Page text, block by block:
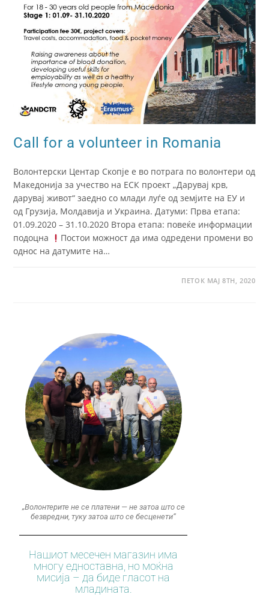
Call for a volunteer in Romania
Волонтерски Центар Скопје е во потрага по волонтери од
Македонија за учество на ЕСК проект „Дарувај крв,
дарувај живот“ заедно со млади луѓе од земјите на ЕУ и
од Грузија, Молдавија и Украина. Датуми: Прва етапа:
01.09.2020 – 31.10.2020 Втора етапа: повеќе информации
подоцна
Постои можност да има одредени промени во
однос на датумите на…
ПЕТОК МАЈ 8TH, 2020
„Волонтерите не се платени — не затоа што се
безвредни, туку затоа што се бесценети“
Нашиот месечен магазин има
многу едноставна, но моќна
мисија – да биде гласот на
младината.